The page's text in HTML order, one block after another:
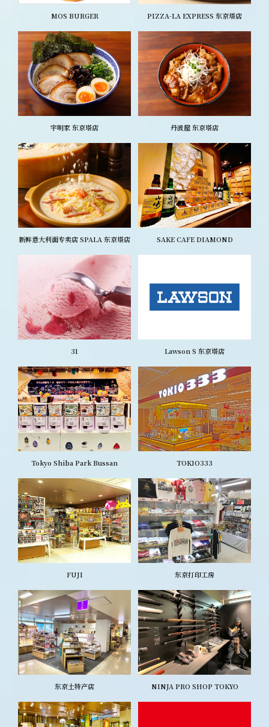
MOS BURGER PIZZA-LA EXPRESS 东京塔店
宇明家 东京塔店 丹波屋 东京塔店
新鲜意大利面专卖店 SPALA 东京塔店 SAKE CAFE DIAMOND
31 Lawson S 东京塔店
Tokyo Shiba Park Bussan TOKIO333
FUJI 东京打印工房
东京土特产店 NINJA PRO SHOP TOKYO